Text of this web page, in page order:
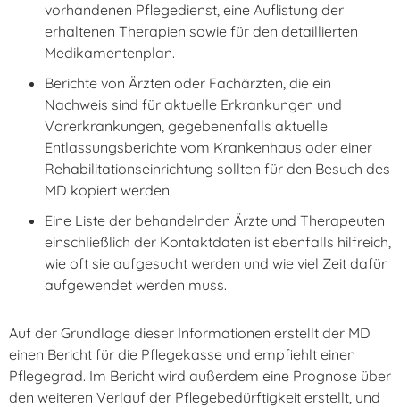
vorhandenen Pflegedienst, eine Auflistung der
erhaltenen Therapien sowie für den detaillierten
Medikamentenplan.
Berichte von Ärzten oder Fachärzten, die ein
Nachweis sind für aktuelle Erkrankungen und
Vorerkrankungen, gegebenenfalls aktuelle
Entlassungsberichte vom Krankenhaus oder einer
Rehabilitationseinrichtung sollten für den Besuch des
MD kopiert werden.
Eine Liste der behandelnden Ärzte und Therapeuten
einschließlich der Kontaktdaten ist ebenfalls hilfreich,
wie oft sie aufgesucht werden und wie viel Zeit dafür
aufgewendet werden muss.
Auf der Grundlage dieser Informationen erstellt der MD
einen Bericht für die Pflegekasse und empfiehlt einen
Pflegegrad. Im Bericht wird außerdem eine Prognose über
den weiteren Verlauf der Pflegebedürftigkeit erstellt, und